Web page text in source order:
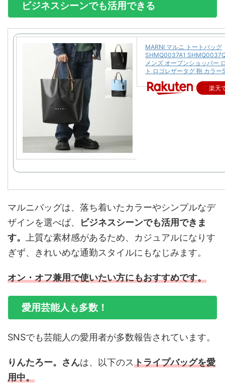
ビジネスシーンでも活用できる
MARNI マルニ トートバッグ
SHMQ0037A1
メンズ オープンショッパー
ト ロゴレザータグ 鞄 カラー
楽天
マルニバッグは、落ち着いたカラーやシンプルなデ
ザインを選べば、
ビジネスシーンでも活用できま
す。 上質な素材感があるため、カジュアルになりす
ぎず、きれいめな通勤スタイルにもなじみます。
オン・オフ兼用で使いたい方にもおすすめです。
愛用芸能人も多数！
SNSでも芸能人の愛用者が多数報告されています。
りんたろー。さんは、以下のストライプバッグを愛
用中。